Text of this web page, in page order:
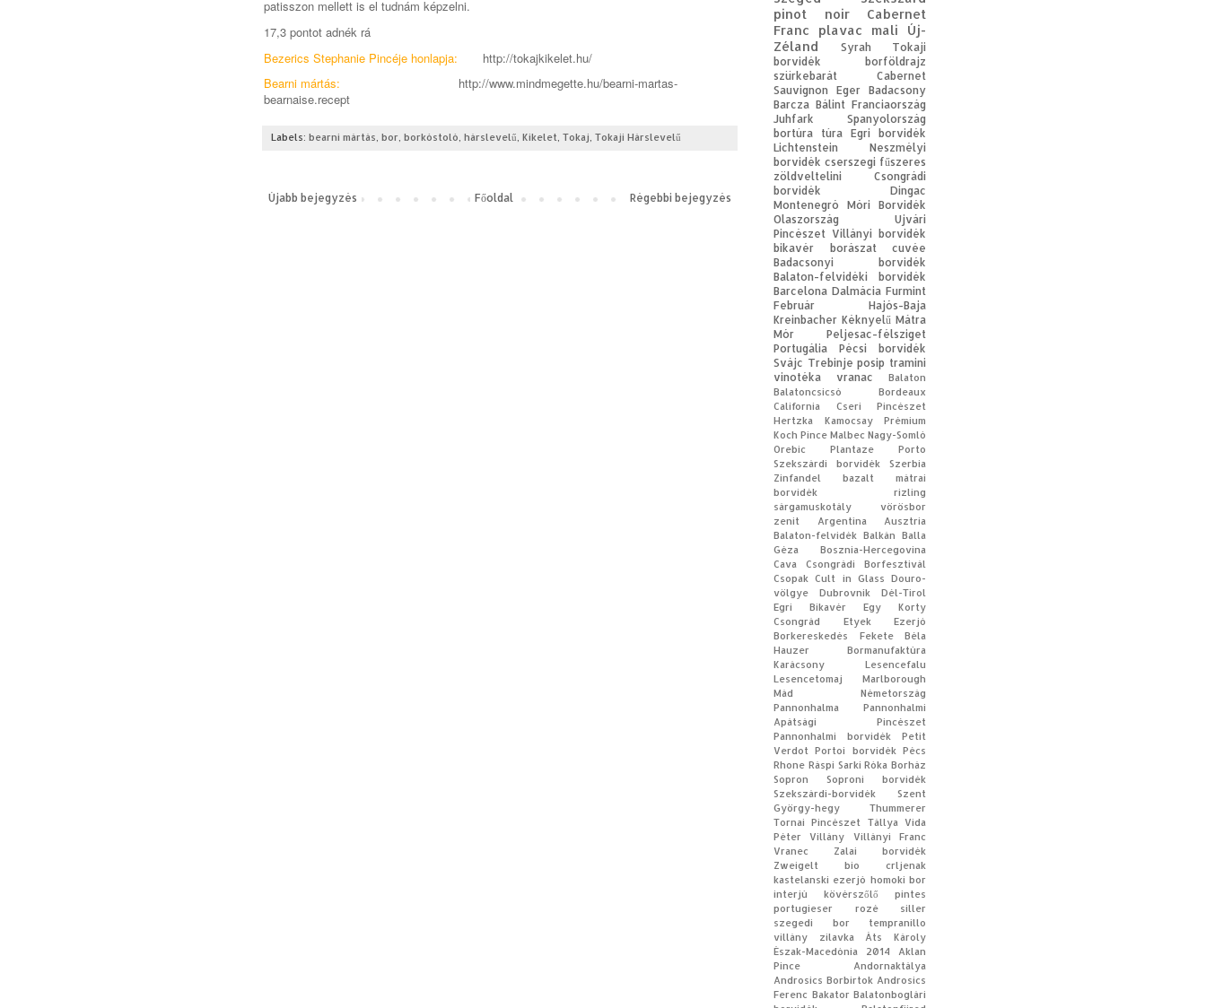
patisszon mellett is el tudnám képzelni.
17,3 pontot adnék rá
Bezerics Stephanie Pincéje honlapja:
http://tokajkikelet.hu/
Bearni mártás:
http://www.mindmegette.hu/bearni-martas-
bearnaise.recept
Labels: bearni mártás, bor, borkóstoló, hárslevelű, Kikelet, Tokaj, Tokaji Hárslevelű
Újabb bejegyzés Régebbi bejegyzés
Főoldal
pinot noir
Cabernet
Franc
plavac mali
Új-
Zéland
Syrah
Tokaji
borvidék
borföldrajz
szürkebarát
Cabernet
Sauvignon
Eger Badacsony
Barcza Bálint Franciaország
Juhfark
Spanyolország
bortúra
túra Egri borvidék
Lichtenstein
Neszmélyi
borvidék cserszegi fűszeres
zöldveltelini
Csongrádi
borvidék
Dingac
Montenegró
Móri Borvidék
Olaszország
Ujvári
Pincészet Villányi borvidék
bikavér
borászat
cuvée
Badacsonyi borvidék
Balaton-felvidéki borvidék
Barcelona Dalmácia Furmint
Február
Hajós-Baja
Kreinbacher Kéknyelű Mátra
Mór
Peljesac-félsziget
Portugália
Pécsi borvidék
Svájc Trebinje posip tramini
vinotéka
vranac
Balaton
Balatoncsicsó
Bordeaux
California
Cseri Pincészet
Hertzka
Kamocsay Prémium
Koch Pince Malbec Nagy-Somló
Orebic
Plantaze
Porto
Szekszárdi borvidék
Szerbia
Zinfandel
bazalt
mátrai
borvidék
rizling
sárgamuskotály
vörösbor
zenit
Argentína
Ausztria
Balaton-felvidék Balkán Balla
Géza
Bosznia-Hercegovina
Cava
Csongrádi Borfesztivál
Csopak Cult in Glass Douro-
völgye
Dubrovnik
Dél-Tirol
Egri Bikavér
Egy Korty
Csongrád
Etyek
Ezerjó
Borkereskedés
Fekete Béla
Hauzer Bormanufaktúra
Karácsony
Lesencefalu
Lesencetomaj
Marlborough
Mád
Németország
Pannonhalma
Pannonhalmi
Apátsági Pincészet
Pannonhalmi borvidék
Petit
Verdot Portoi borvidék Pécs
Rhone Ráspi Sarki Róka Borház
Sopron
Soproni borvidék
Szekszárdi-borvidék
Szent
György-hegy
Thummerer
Tornai Pincészet Tállya Vida
Péter
Villány
Villányi Franc
Vranec
Zalai borvidék
Zweigelt
bio
crljenak
kastelanski ezerjó homoki bor
interjú
kövérszőlő
pintes
portugieser
rozé
siller
szegedi bor
tempranillo
villány
zilavka
Áts Károly
Észak-Macedónia
2014
Aklan
Pince
Andornaktálya
Androsics Borbirtok Androsics
Ferenc Bakator Balatonboglári